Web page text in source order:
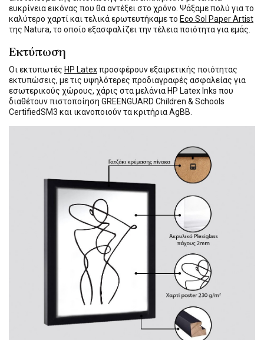
ευκρίνεια εικόνας που θα αντέξει στο χρόνο. Ψάξαμε πολύ για το
καλύτερο χαρτί και τελικά ερωτευτήκαμε το Eco Sol Paper Artist
της Natura, το οποίο εξασφαλίζει την τέλεια ποιότητα για εμάς.
Εκτύπωση
Οι εκτυπωτές HP Latexπροσφέρουν εξαιρετικής ποιότητας
εκτυπώσεις, με τις υψηλότερες προδιαγραφές ασφαλείας για
εσωτερικούς χώρους, χάρις στα μελάνια HP Latex Inks που
διαθέτουν πιστοποίηση GREENGUARD Children & Schools
CertifiedSM3 και ικανοποιούν τα κριτήρια AgBB.